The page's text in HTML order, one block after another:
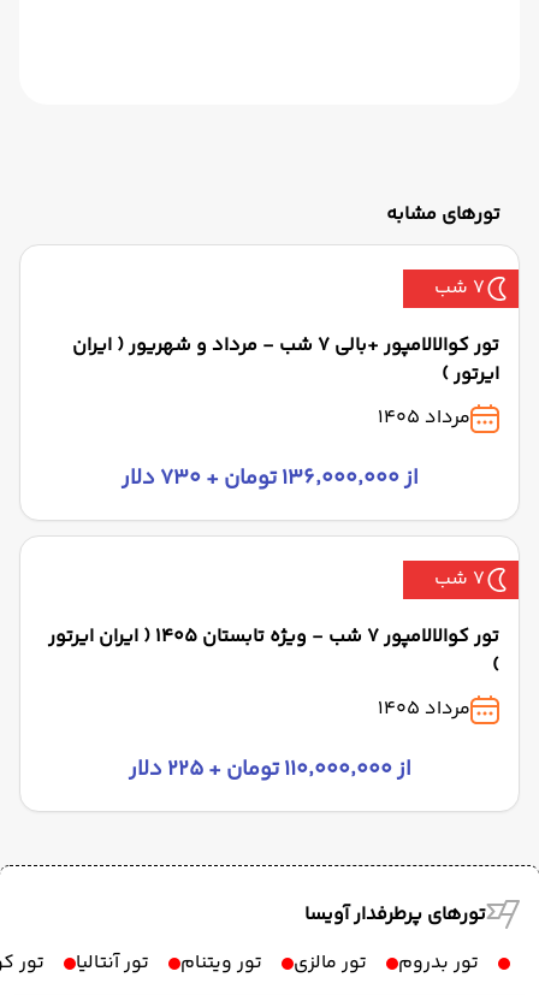
تورهای مشابه
7 شب
تور کوالالامپور +بالی 7 شب - مرداد و شهریور ( ایران
ایرتور )
مرداد 1405
از ۱۳۶٬۰۰۰٬۰۰۰ تومان + ۷۳۰ دلار
7 شب
تور کوالالامپور 7 شب - ویژه تابستان 1405 ( ایران ایرتور
)
مرداد 1405
از ۱۱۰٬۰۰۰٬۰۰۰ تومان + ۲۲۵ دلار
تورهای پرطرفدار آویسا
تور بدروم
تور مالزی تور ویتنام تور آنتالیا
تور